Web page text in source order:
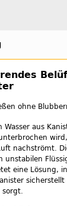
ohne
Wasser aus
nachströmt.
unstabilen
eine Lösung,